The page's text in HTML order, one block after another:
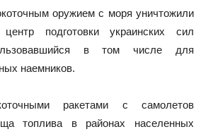
оружием с моря уничтожили
подготовки украинских сил
в том числе для
наемников.
ракетами с самолетов
топлива в районах населенных